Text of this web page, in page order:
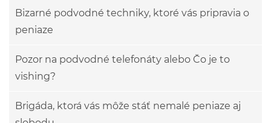
Bizarné podvodné techniky, ktoré vás pripravia o
peniaze
Pozor na podvodné telefonáty alebo Čo je to
vishing?
Brigáda, ktorá vás môže stáť nemalé peniaze aj